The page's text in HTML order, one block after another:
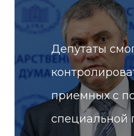
Депутаты
приемных с
специальной